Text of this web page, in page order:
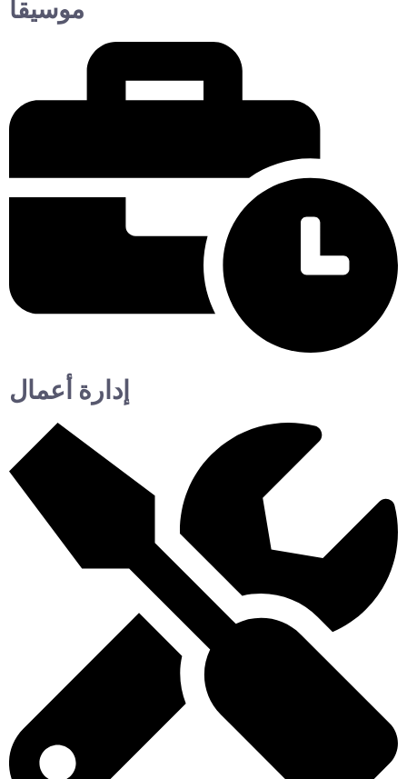
موسيقا
إدارة أعمال